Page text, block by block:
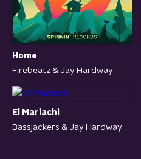
Home
Firebeatz & Jay Hardway
El Mariachi
Bassjackers & Jay Hardway